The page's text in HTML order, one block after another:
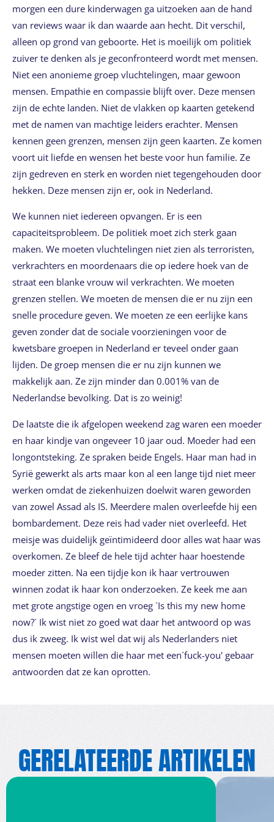
morgen een dure kinderwagen ga uitzoeken aan de hand
van reviews waar ik dan waarde aan hecht. Dit verschil,
alleen op grond van geboorte. Het is moeilijk om politiek
zuiver te denken als je geconfronteerd wordt met mensen.
Niet een anonieme groep vluchtelingen, maar gewoon
mensen. Empathie en compassie blijft over. Deze mensen
zijn de echte landen. Niet de vlakken op kaarten getekend
met de namen van machtige leiders erachter. Mensen
kennen geen grenzen, mensen zijn geen kaarten. Ze komen
voort uit liefde en wensen het beste voor hun familie. Ze
zijn gedreven en sterk en worden niet tegengehouden door
hekken. Deze mensen zijn er, ook in Nederland.
We kunnen niet iedereen opvangen. Er is een
capaciteitsprobleem. De politiek moet zich sterk gaan
maken. We moeten vluchtelingen niet zien als terroristen,
verkrachters en moordenaars die op iedere hoek van de
straat een blanke vrouw wil verkrachten. We moeten
grenzen stellen. We moeten de mensen die er nu zijn een
snelle procedure geven. We moeten ze een eerlijke kans
geven zonder dat de sociale voorzieningen voor de
kwetsbare groepen in Nederland er teveel onder gaan
lijden. De groep mensen die er nu zijn kunnen we
makkelijk aan. Ze zijn minder dan 0.001% van de
Nederlandse bevolking. Dat is zo weinig!
De laatste die ik afgelopen weekend zag waren een moeder
en haar kindje van ongeveer 10 jaar oud. Moeder had een
longontsteking. Ze spraken beide Engels. Haar man had in
Syrië gewerkt als arts maar kon al een lange tijd niet meer
werken omdat de ziekenhuizen doelwit waren geworden
van zowel Assad als IS. Meerdere malen overleefde hij een
bombardement. Deze reis had vader niet overleefd. Het
meisje was duidelijk geïntimideerd door alles wat haar was
overkomen. Ze bleef de hele tijd achter haar hoestende
moeder zitten. Na een tijdje kon ik haar vertrouwen
winnen zodat ik haar kon onderzoeken. Ze keek me aan
met grote angstige ogen en vroeg ´Is this my new home
now?´ Ik wist niet zo goed wat daar het antwoord op was
dus ik zweeg. Ik wist wel dat wij als Nederlanders niet
mensen moeten willen die haar met een´fuck-you' gebaar
antwoorden dat ze kan oprotten.
GERELATEERDE ARTIKELEN